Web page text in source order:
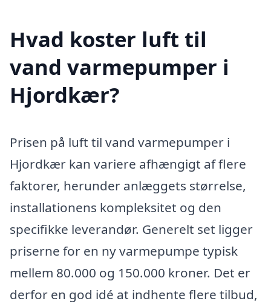
Hvad koster luft til
vand varmepumper i
Hjordkær?
Prisen på luft til vand varmepumper i
Hjordkær kan variere afhængigt af flere
faktorer, herunder anlæggets størrelse,
installationens kompleksitet og den
specifikke leverandør. Generelt set ligger
priserne for en ny varmepumpe typisk
mellem 80.000 og 150.000 kroner. Det er
derfor en god idé at indhente flere tilbud,